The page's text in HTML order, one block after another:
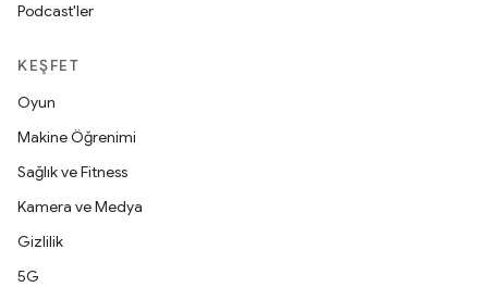
Podcast'ler
KEŞFET
Oyun
Makine Öğrenimi
Sağlık ve Fitness
Kamera ve Medya
Gizlilik
5G